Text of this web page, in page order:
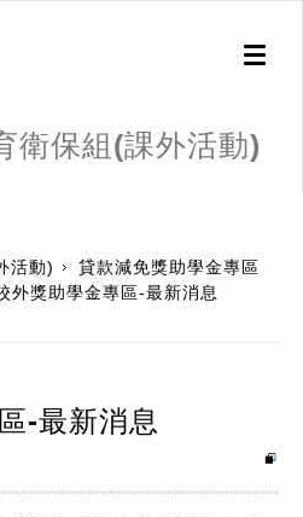
Toggle
衛保組(課外活動)
活動)
貸款減免獎助學金專區
外獎助學金專區-最新消息
-最新消息